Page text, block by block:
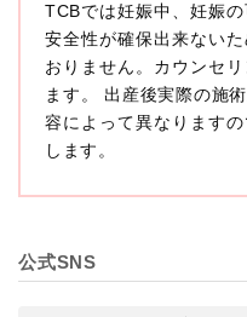
本プライバシーポリシ
存する個人に関する情
氏名、生年月日その他
できるもの又は個人識
令に準じます。）が含
収集した患者様に関す
の個人を識別できない
み合わせることにより
に扱うものとします。
TCBグループが【利用
めに取得する情報には
TCBでは妊娠中、妊娠
安全性が確保出来ない
おりません。カウンセ
ます。 出産後実際の施
容によって異なります
します。
公式SNS